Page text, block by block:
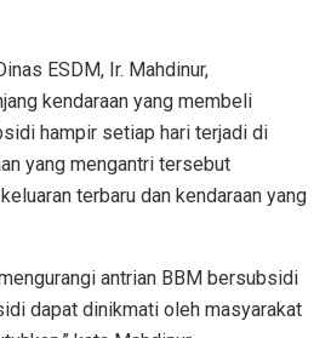
ESDM, Ir. Mahdinur,
kendaraan yang membeli
hampir setiap hari terjadi di
yang mengantri tersebut
terbaru dan kendaraan yang
antrian BBM bersubsidi
dapat dinikmati oleh masyarakat